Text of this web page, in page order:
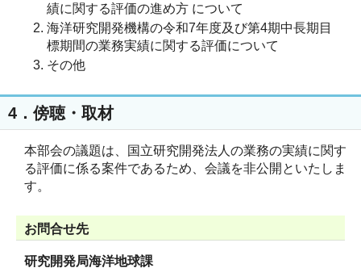
績に関する評価の進め方 について
海洋研究開発機構の令和7年度及び第4期中長期目
標期間の業務実績に関する評価について
その他
4．傍聴・取材
本部会の議題は、国立研究開発法人の業務の実績に関す
る評価に係る案件であるため、会議を非公開といたしま
す。
お問合せ先
研究開発局海洋地球課